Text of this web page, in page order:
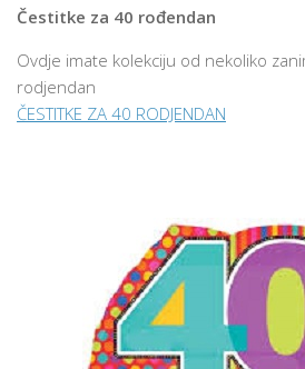
Čestitke za 40 rođendan
Ovdje imate kolekciju od nekoliko
rodjendan
ČESTITKE ZA 40 RODJENDAN